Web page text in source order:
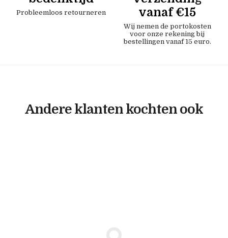
Probleemloos retourneren
vanaf €15
Wij nemen de portokosten
voor onze rekening bij
bestellingen vanaf 15 euro.
Andere klanten kochten ook